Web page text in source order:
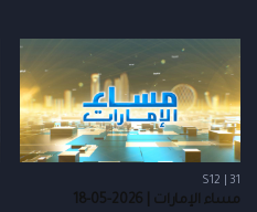
S12 | 31
مساء الإمارات | 2026-05-18